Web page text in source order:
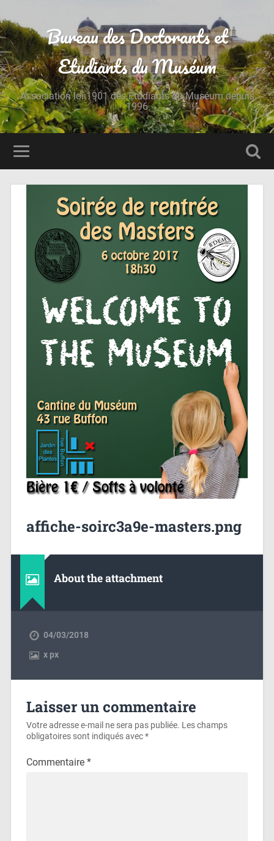
Bureau des Doctorants et
Etudiants du Muséum
Association loi 1901 des Étudiants du Muséum depuis
1996
affiche-soirc3a9e-masters.png
About the attachment
04/03/2018
xpx
Laisser un commentaire
Votre adresse e-mail ne sera pas publiée. Les champs
obligatoires sont indiqués avec*
Commentaire *